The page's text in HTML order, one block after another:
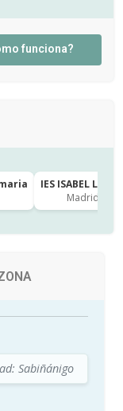
funciona?
IES ISABEL LA
Madrid
Sabiñánigo